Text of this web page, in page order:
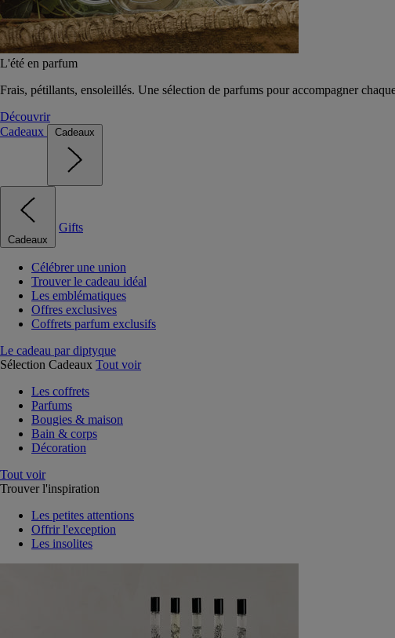
L'été en parfum
Frais, pétillants, ensoleillés. Une sélection de parfums pour accompagner
Découvrir
Cadeaux
Cadeaux
Cadeaux
Gifts
Célébrer une union
Trouver le cadeau idéal
Les emblématiques
Offres exclusives
Coffrets parfum exclusifs
Le cadeau par diptyque
Sélection Cadeaux Tout voir
Les coffrets
Parfums
Bougies & maison
Bain & corps
Décoration
Tout voir
Trouver l'inspiration
Les petites attentions
Offrir l'exception
Les insolites